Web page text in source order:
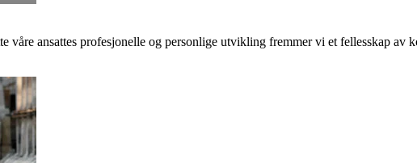
ansattes profesjonelle og personlige utvikling fremmer vi et fellesskap av